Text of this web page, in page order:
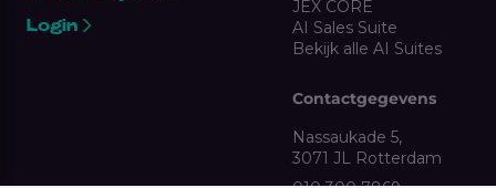
Login
JEX CORE
AI Sales Suite
Bekijk alle AI Suites
Contactgegevens
Nassaukade 5,
3071 JL Rotterdam